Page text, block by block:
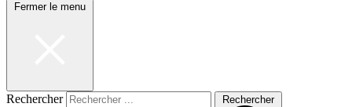
Fermer le menu
Rechercher Rechercher